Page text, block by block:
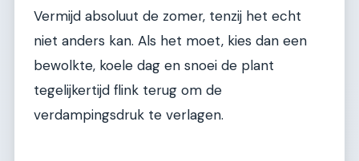
Vermijd absoluut de zomer, tenzij het echt
niet anders kan. Als het moet, kies dan een
bewolkte, koele dag en snoei de plant
tegelijkertijd flink terug om de
verdampingsdruk te verlagen.